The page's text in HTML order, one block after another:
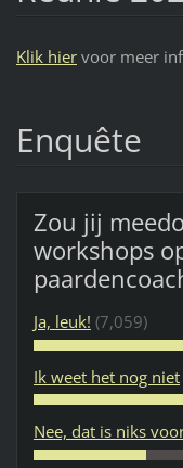
Klik hiervoor meer
Enquête
Zou jij
workshops
Ja, leuk! (7,059)
Ik weet het nog niet
Nee, dat is niks